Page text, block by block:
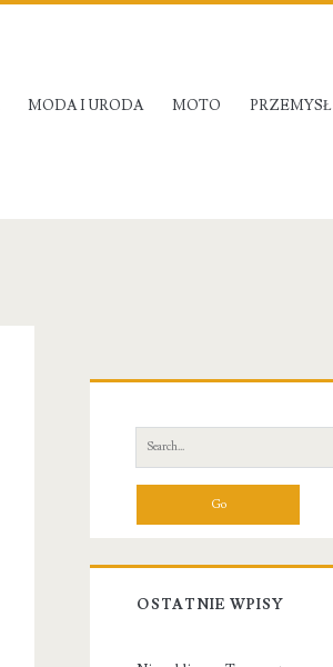
MODA I URODA MOTO PRZEMYSŁ
Sidebar
Search
for:
OSTATNIE WPISY